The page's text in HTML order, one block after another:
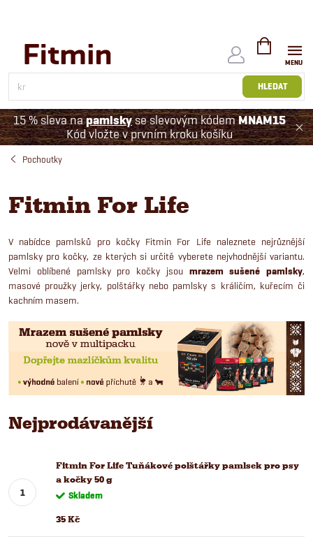
HLEDAT
NÁKUPNÍ
KOŠÍK
15 % sleva napamlskyse slevovým kódemMNAM15
Kód vložte v prvním kroku košíku
Pochoutky
Fitmin For Life
V nabídce pamlsků pro kočky Fitmin For Life naleznete nejrůznější
pamlsky pro kočky, ze kterých si určitě vyberete nejvhodnější variantu.
Velmi oblíbené pamlsky pro kočky jsou mrazem sušené pamlsky,
masové proužky jerky, polštářky nebo pamlsky s králičím, kuřecím či
kachním masem.
Nejprodávanější
Fitmin For Life Tuňákové polštářky pamlsek pro psy
a kočky 50 g
Skladem
35 Kč